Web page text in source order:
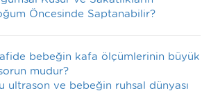
Öncesinde Saptanabilir?
bebeğin kafa ölçümlerinin büyük
mudur?
ultrason ve bebeğin ruhsal dünyası